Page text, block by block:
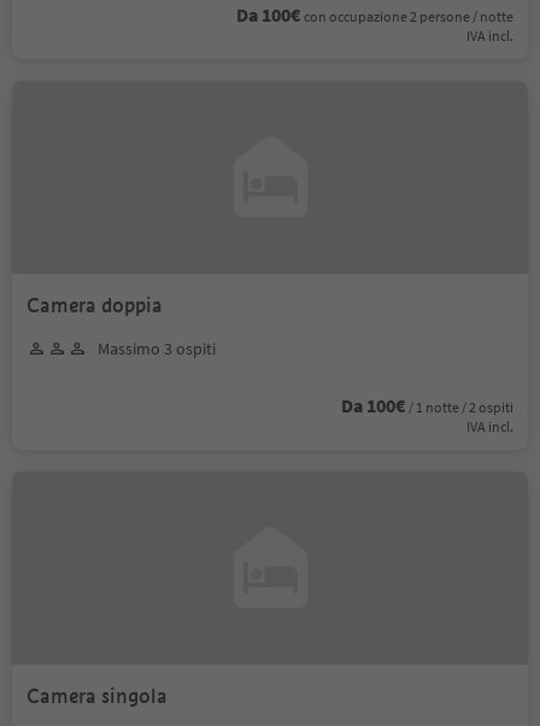
Da 100€ con occupazione 2 persone / notte
IVA incl.
Camera doppia
Massimo 3 ospiti
Da 100€ / 1 notte / 2 ospiti
IVA incl.
Camera singola